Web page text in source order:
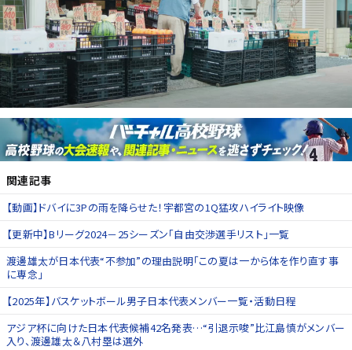
関連記事
【動画】ドバイに3Pの雨を降らせた！宇都宮の1Q猛攻ハイライト映像
【更新中】Bリーグ2024－25シーズン「自由交渉選手リスト」一覧
渡邊雄太が日本代表“不参加”の理由説明「この夏は一から体を作り直す事
に専念」
【2025年】バスケットボール男子日本代表メンバー一覧・活動日程
アジア杯に向けた日本代表候補42名発表…“引退示唆”比江島慎がメンバー
入り、渡邊雄太＆八村塁は選外